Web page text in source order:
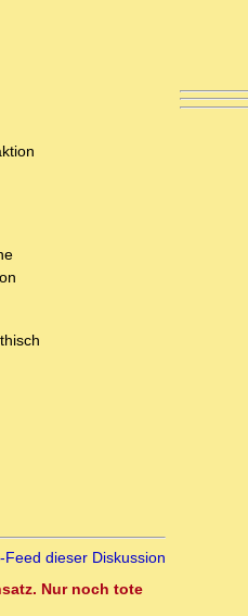
Feed dieser Diskussion
Nur noch tote